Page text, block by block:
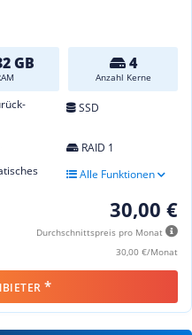
GB 4
Anzahl Kerne
SSD
RAID 1
Alle Funktionen
30,00 €
Durchschnittspreis pro Monat
30,00 €/Monat
*